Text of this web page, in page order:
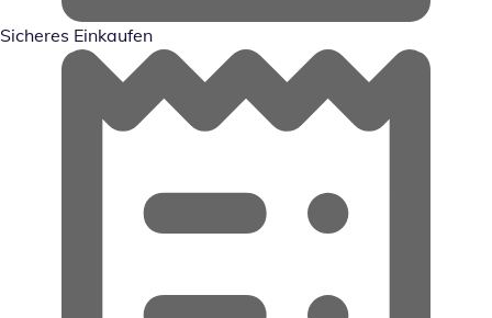
Sicheres Einkaufen